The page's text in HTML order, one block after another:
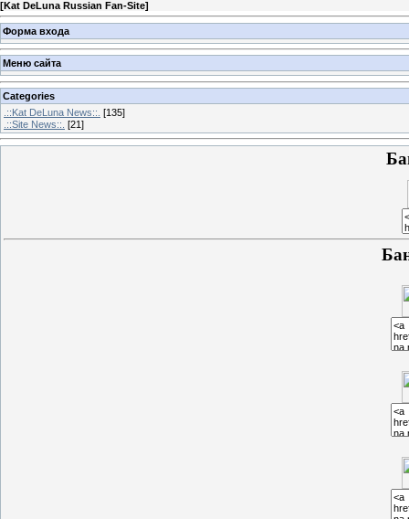
[Kat DeLuna Russian Fan-Site]
Форма входа
Меню сайта
Categories
.::Kat DeLuna News::. [135]
.::Site News::. [21]